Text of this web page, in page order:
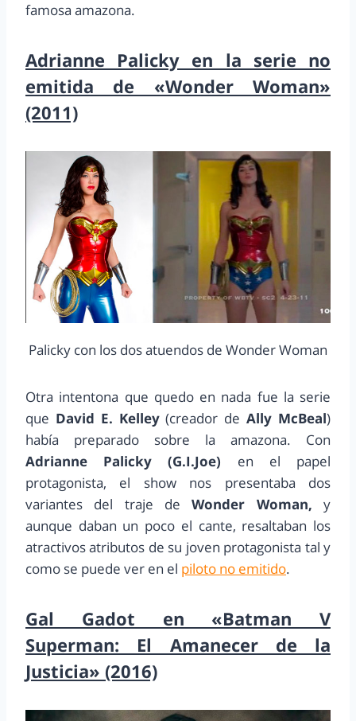
famosa amazona.
Adrianne Palicky en la serie no
emitida de «Wonder Woman»
(2011)
Palicky con los dos atuendos de Wonder Woman
Otra intentona que quedo en nada fue la serie
que David E. Kelley(creador deAlly McBeal)
había preparado sobre la amazona. Con
Adrianne Palicky (G.I.Joe) en el papel
protagonista, el show nos presentaba dos
variantes del traje deWonder Woman, y
aunque daban un poco el cante, resaltaban los
atractivos atributos de su joven protagonista tal y
como se puede ver en el piloto no emitido.
Gal Gadot en «Batman V
Superman: El Amanecer de la
Justicia» (2016)